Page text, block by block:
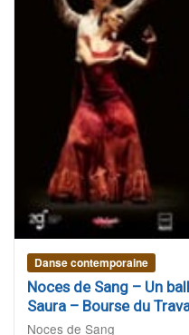
Danse contemporaine
Noces de Sang – Un
Saura – Bourse du
Noces de Sang